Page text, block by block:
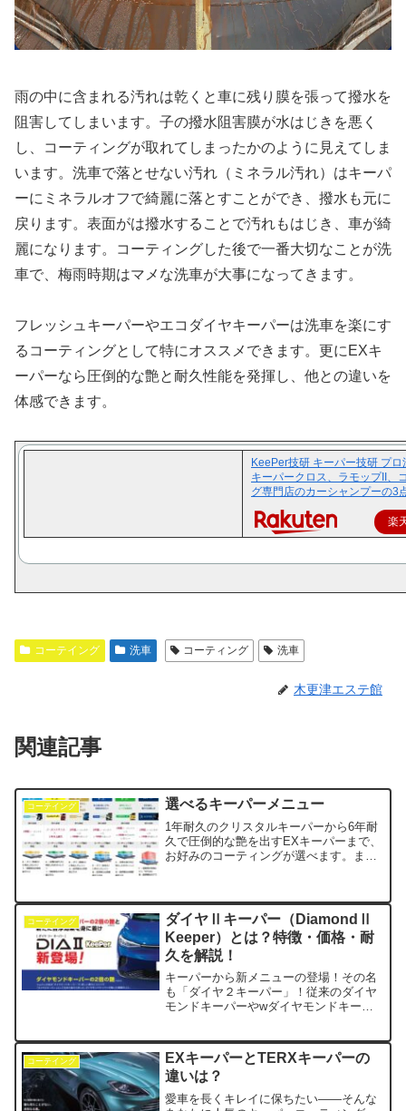
雨の中に含まれる汚れは乾くと車に残り膜を張って撥水を
阻害してしまいます。子の撥水阻害膜が水はじきを悪く
し、コーティングが取れてしまったかのように見えてしま
います。洗車で落とせない汚れ（ミネラル汚れ）はキーパ
ーにミネラルオフで綺麗に落とすことができ、撥水も元に
戻ります。表面がは撥水することで汚れもはじき、車が綺
麗になります。コーティングした後で一番大切なことが洗
車で、梅雨時期はマメな洗車が大事になってきます。
フレッシュキーパーやエコダイヤキーパーは洗車を楽にす
るコーティングとして特にオススメできます。更にEXキ
ーパーなら圧倒的な艶と耐久性能を発揮し、他との違いを
体感できます。
KeePer技研 キーパー技研 プロ
キーパークロス、ラモップII、
グ専門店のカーシャンプーの3
楽
コーテイング 洗車 コーティング 洗車
木更津エステ館
関連記事
コーテイング 選べるキーパーメニュー
1年耐久のクリスタルキーパーから6年耐
久で圧倒的な艶を出すEXキーパーまで、
お好みのコーティングが選べます。まず
くく、落とし易いコーティングが特徴の
メニューがフレッシュキーパー、エコダ
イヤキーパー、EXキーパーです。特に
EXキーパーは抜群の洗車性能を発揮しま
す。もう一つのポイントが塗装面の保護
性能です。これはコーティング密度の高
さで違いがあり、Wダイヤモンド、EXキ
ーパーが高性能を発揮します。更に艶の
感じも良くなり、見た目も上級のコーテ
モンド、Wダイ
コーテイング
ダイヤⅡキーパー（DiamondⅡ
Keeper）とは？特徴・価格・耐
久を解説！
キーパーから新メニューの登場！その名
も「ダイヤ２キーパー」！従来のダイヤ
モンドキーパーやwダイヤモンドキーパ
パーの進化版って本当に良くなった
の？」「今から施工するならダイヤⅡキ
ーパーを選ぶべき？」そんな疑問に “現
場のプロ目線” でお答えします。2025年
新登場の ダイヤⅡキーパー（DiamondⅡ
コーテイング
EXキーパーとTERXキーパーの
違いは？
愛車を長くキレイに保ちたい――そんな